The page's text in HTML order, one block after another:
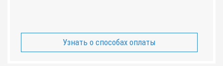
Узнать о способах оплаты